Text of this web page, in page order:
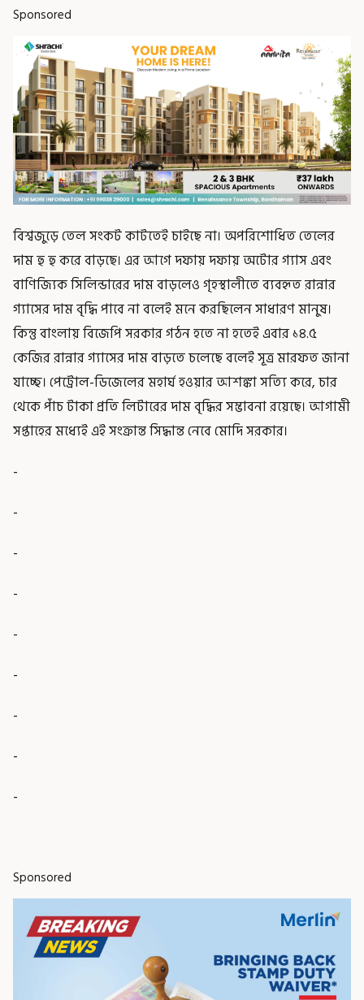
Sponsored
বিশ্বজুড়ে তেল সংকট কাটতেই চাইছে না। অপরিশোধিত তেলের
দাম হু হু করে বাড়ছে। এর আগে দফায় দফায় অটোর গ্যাস এবং
বাণিজ্যিক সিলিন্ডারের দাম বাড়লেও গৃহস্থালীতে ব্যবহৃত রান্নার
গ্যাসের দাম বৃদ্ধি পাবে না বলেই মনে করছিলেন সাধারণ মানুষ।
কিন্তু বাংলায় বিজেপি সরকার গঠন হতে না হতেই এবার ১৪.৫
কেজির রান্নার গ্যাসের দাম বাড়তে চলেছে বলেই সূত্র মারফত জানা
যাচ্ছে। পেট্রোল-ডিজেলের মহার্ঘ হওয়ার আশঙ্কা সত্যি করে, চার
থেকে পাঁচ টাকা প্রতি লিটারের দাম বৃদ্ধির সম্ভাবনা রয়েছে। আগামী
সপ্তাহের মধ্যেই এই সংক্রান্ত সিদ্ধান্ত নেবে মোদি সরকার।
-
-
-
-
-
-
-
-
-
Sponsored